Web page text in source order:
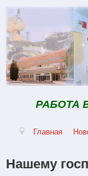
РАБОТА
Главная
Нашему